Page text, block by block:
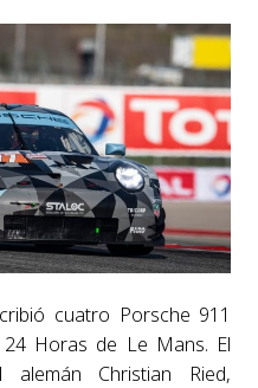
cuatro Porsche 911
Horas de Le Mans. El
Christian Ried,